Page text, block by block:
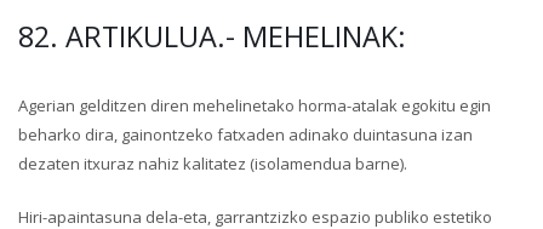
82. ARTIKULUA.- MEHELINAK:
Agerian gelditzen diren mehelinetako horma-atalak egokitu egin
beharko dira, gainontzeko fatxaden adinako duintasuna izan
dezaten itxuraz nahiz kalitatez (isolamendua barne).
Hiri-apaintasuna dela-eta, garrantzizko espazio publiko estetiko